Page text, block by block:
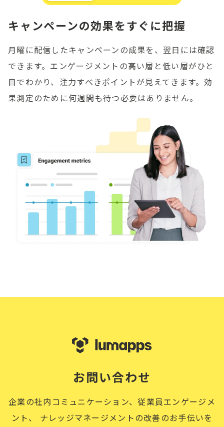
キャンペーンの効果をすぐに把握
月曜に配信したキャンペーンの成果を、翌日には確認
できます。エンゲージメントの高い層と低い層がひと
目でわかり、注力すべきポイントが見えてきます。効
果測定のために何週間も待つ必要はありません。
お問い合わせ
企業の社内コミュニケーション、従業員エンゲージメ
ント、
ナレッジマネージメントの改善のお手伝いを